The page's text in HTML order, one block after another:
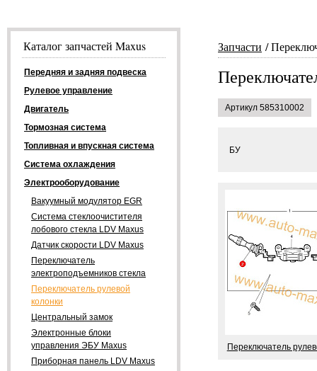
Запчасти
Артикул 585310002
БУ
Переключатель
Каталог запчастей Maxus
Передняя и задняя подвеска
Рулевое управление
Двигатель
Тормозная система
Топливная и впускная система
Система охлаждения
Электрооборудование
Вакуумный модулятор EGR
Система стеклоочистителя
лобового стекла LDV Maxus
Датчик скорости LDV Maxus
Переключатель
электроподъемников стекла
Переключатель рулевой
колонки
Центральный замок
Электронные блоки
управления ЭБУ Maxus
Приборная панель LDV Maxus